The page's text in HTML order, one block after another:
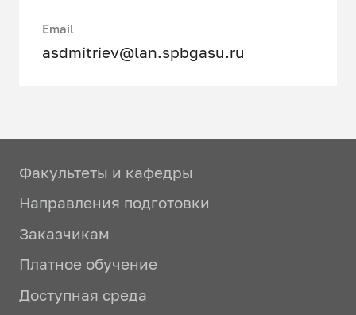
Email
asdmitriev@lan.spbgasu.ru
Факультеты и кафедры
Направления подготовки
Заказчикам
Платное обучение
Доступная среда